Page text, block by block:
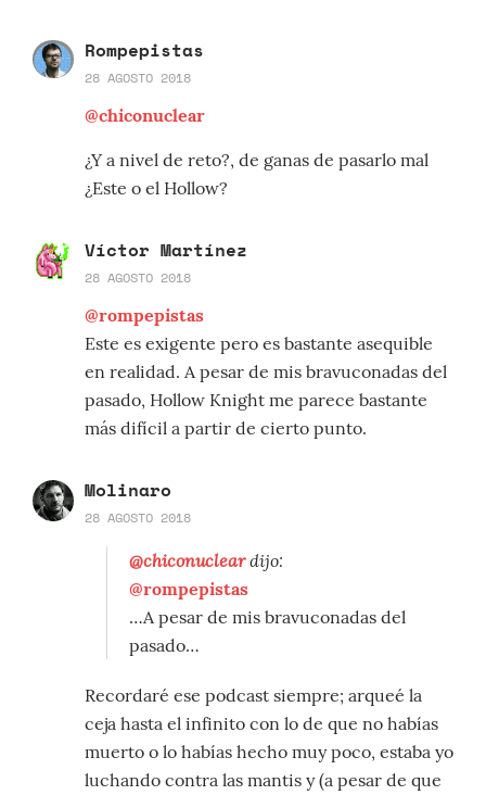
Rompepistas
28 AGOSTO 2018
@chiconuclear
¿Y a nivel de reto?, de ganas de pasarlo mal
¿Este o el Hollow?
Víctor Martínez
28 AGOSTO 2018
@rompepistas
Este es exigente pero es bastante asequible
en realidad. A pesar de mis bravuconadas del
pasado, Hollow Knight me parece bastante
más difícil a partir de cierto punto.
Molinaro
28 AGOSTO 2018
@chiconucleardijo:
@rompepistas
…A pesar de mis bravuconadas del
pasado…
Recordaré ese podcast siempre; arqueé la
ceja hasta el infinito con lo de que no habías
muerto o lo habías hecho muy poco, estaba yo
luchando contra las mantis y (a pesar de que